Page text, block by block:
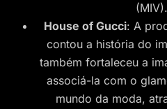
(MIV).
House of Gucci: A
contou a história do
também fortaleceu a
associá-la com o
mundo da moda,